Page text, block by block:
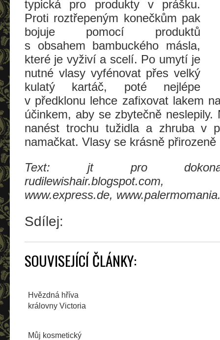
typická pro produkty v prášku.
Proti roztřepeným konečkům pak
bojuje pomocí produktů
s obsahem bambuckého másla,
které je vyživí a scelí. Po umytí je
nutné vlasy vyfénovat přes velký
kulatý kartáč, poté nejlépe
v předklonu lehce zafixovat lakem
účinkem, aby se zbytečně
nanést trochu tužidla a zhruba v
namačkat. Vlasy se krásně přirozeně
Text: jt pro
rudilewishair.blogspot.com,
www.express.de,
Sdílej:
SOUVISEJÍCÍ ČLÁNKY:
Hvězdná hříva
královny Victoria
Můj kosmetický